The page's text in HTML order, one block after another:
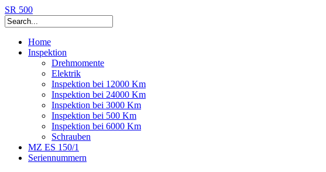
SR 500
Home
Inspektion
Drehmomente
Elektrik
Inspektion bei 12000 Km
Inspektion bei 24000 Km
Inspektion bei 3000 Km
Inspektion bei 500 Km
Inspektion bei 6000 Km
Schrauben
MZ ES 150/1
Seriennummern